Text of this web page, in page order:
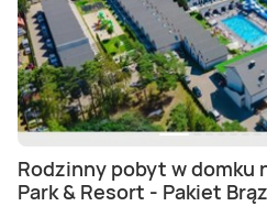
Rodzinny pobyt w domku
Park & Resort - Pakiet